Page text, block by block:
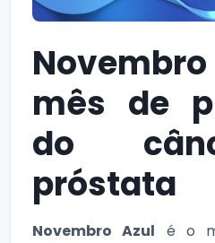
mês de
do
próstata
Novembro Azul é o